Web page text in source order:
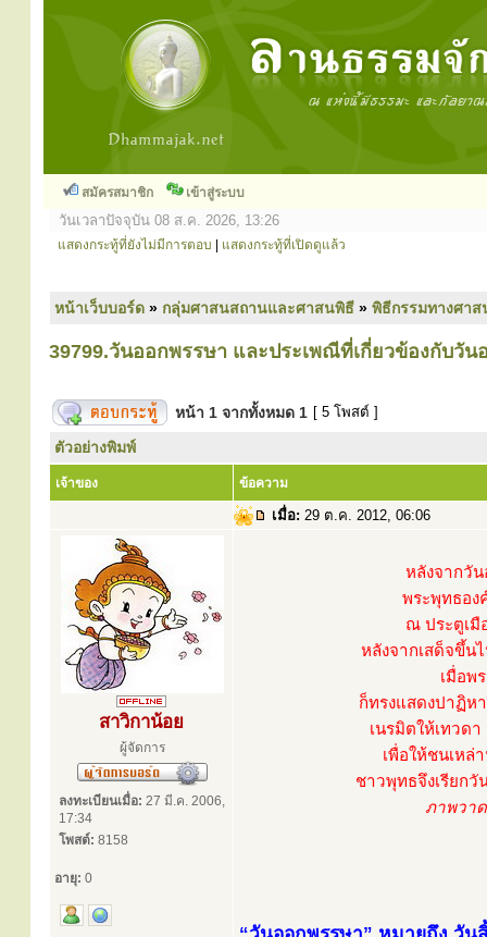
สมัครสมาชิก เข้าสู่ระบบ
วันเวลาปัจจุบัน 08 ส.ค. 2026, 13:26
แสดงกระทู้ที่ยังไม่มีการตอบ แสดงกระทู้ที่เปิดดูแล้ว
หน้าเว็บบอร์ด » กลุ่มศาสนสถานและศาสนพิธี » พิธีกรรมทางศา
39799.วันออกพรรษา และประเพณีที่เกี่ยวข้องกับวัน
หน้า 1 จากทั้งหมด 1 [ 5 โพสต์ ]
ตัวอย่างพิมพ์
เจ้าของ ข้อความ
เมื่อ: 29 ต.ค. 2012, 06:06
สาวิกาน้อย
ผู้จัดการ
ลงทะเบียนเมื่อ: 27 มี.ค. 2006,
17:34
โพสต์: 8158
อายุ: 0
หลังจากวั
พระพุทธอง
ณ ประตูเ
หลังจากเสด็จขึ้น
เมื่อพ
ก็ทรงแสดงปาฏิห
เนรมิตให้เทวด
เพื่อให้ชนเหล่
ชาวพุทธจึงเรียกวั
ภาพวา